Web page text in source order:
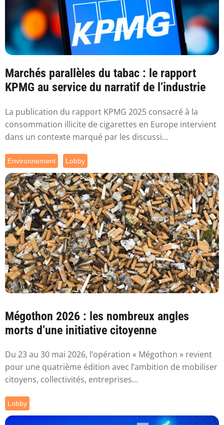
Marchés parallèles du tabac : le rapport
KPMG au service du narratif de l’industrie
La publication du rapport KPMG 2025 consacré à la
consommation illicite de cigarettes en Europe intervient
dans un contexte marqué par les discussi...
Environnement Lobby
Mégothon 2026 : les nombreux angles
morts d’une initiative citoyenne
Du 23 au 30 mai 2026, l’opération « Mégothon » revient
pour une quatrième édition avec l’ambition de mobiliser
citoyens, collectivités, entreprises...
Lobby